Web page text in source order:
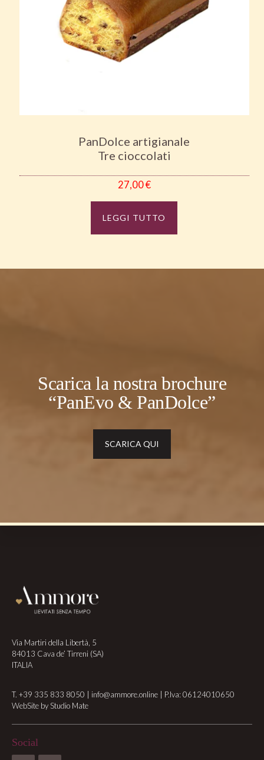
PanDolce artigianale
Tre cioccolati
27,00€
LEGGI TUTTO
Scarica la nostra brochure
“PanEvo & PanDolce”
SCARICA QUI
Via Martiri della Libertà, 5
84013 Cava de’ Tirreni (SA)
ITALIA
T. +39 335 833 8050 info@ammore.online| P.Iva: 06124010650
WebSite by Studio Mate
Social